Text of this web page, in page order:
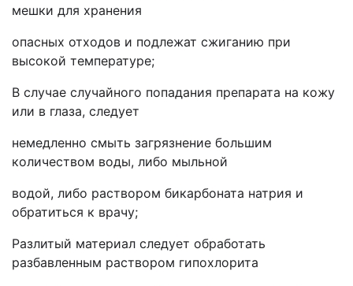
мешки для хранения
опасных отходов и подлежат сжиганию при
высокой температуре;
В случае случайного попадания препарата на кожу
или в глаза, следует
немедленно смыть загрязнение большим
количеством воды, либо мыльной
водой, либо раствором бикарбоната натрия и
обратиться к врачу;
Разлитый материал следует обработать
разбавленным раствором гипохлорита